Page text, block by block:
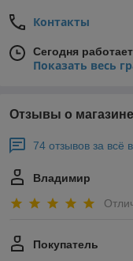
Контакты
Сегодня
Показать весь
Отзывы о магазине
74 отзывов за всё
Владимир
Покупатель